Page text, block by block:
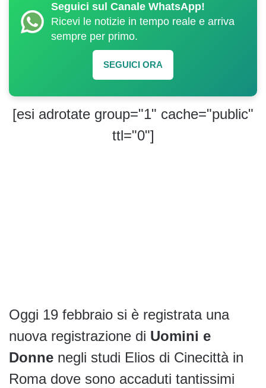
Seguici sul Canale WhatsApp!
Ricevi le notizie in tempo reale e arriva
sempre per primo.
SEGUICI ORA
[esi adrotate group="1" cache="public"
ttl="0"]
Oggi 19 febbraio si è registrata una
nuova registrazione di Uomini e
Donne negli studi Elios di Cinecittà in
Roma dove sono accaduti tantissimi